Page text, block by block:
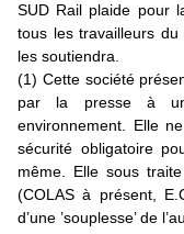
SUD Rail plaide pour
tous les travailleurs
les soutiendra.
(1) Cette société
par la presse à
environnement. Elle
sécurité obligatoire
même. Elle sous
(COLAS à présent,
d’une ’souplesse’ de